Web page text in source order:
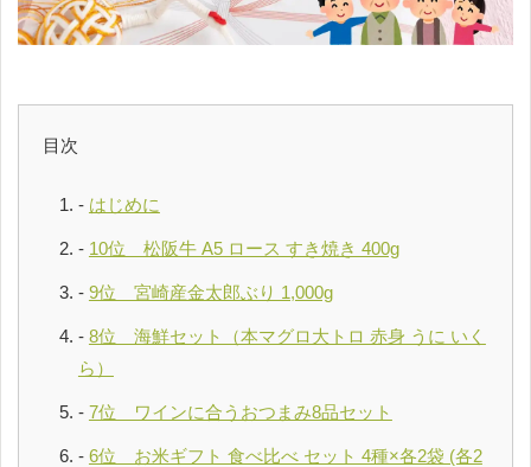
目次
はじめに
10位 松阪牛 A5 ロース すき焼き 400g
9位 宮崎産金太郎ぶり 1,000g
8位 海鮮セット（本マグロ大トロ 赤身 うに いく
ら）
7位 ワインに合うおつまみ8品セット
6位 お米ギフト 食べ比べ セット 4種×各2袋 (各2